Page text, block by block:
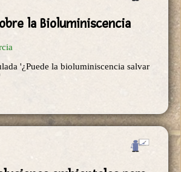
la Bioluminiscencia
'¿Puede la bioluminiscencia salvar